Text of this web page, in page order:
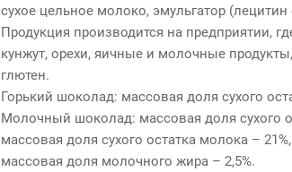
сухое цельное молоко, эмульгатор
Продукция производится на предприятии,
кунжут, орехи, яичные и молочные
глютен.
Горький шоколад: массовая доля сухого
Молочный шоколад: массовая доля сухого
массовая доля сухого остатка молока – 21%,
массовая доля молочного жира – 2,5%.